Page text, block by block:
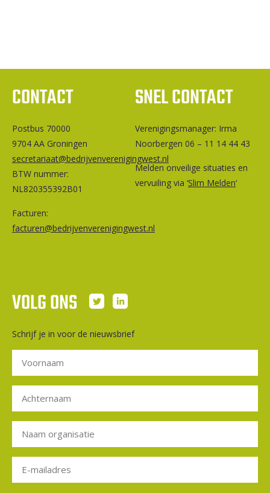
CONTACT
Postbus 70000
9704 AA Groningen
secretariaat@bedrijvenverenigingwest.nl
BTW nummer:
NL820355392B01
Facturen:
facturen@bedrijvenverenigingwest.nl
SNEL CONTACT
Ver­e­ni­gings­ma­na­ger: Irma
Noorbergen 06 – 11 14 44 43
Melden onveilige situaties en
vervuiling via ‘Slim Melden‘
VOLG ONS
Schrijf je in voor de nieuwsbrief